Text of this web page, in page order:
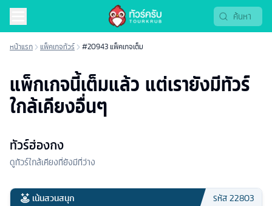
หน้าแรก แพ็คเกจทัวร์ #20943 แพ็คเกจเต็ม
แพ็กเกจนี้เต็มแล้ว แต่เรายังมีทัวร์
ใกล้เคียงอื่นๆ
ทัวร์ฮ่องกง
ดูทัวร์ใกล้เคียงที่ยังมีที่ว่าง
เน้นสวนสนุก รหัส22803